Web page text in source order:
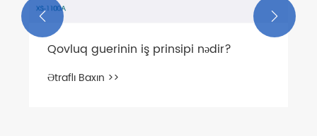
Qovluq guerinin iş prinsipi nədir?
Ətraflı Baxın >>
 